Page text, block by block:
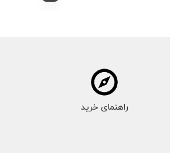
راهنمای خرید